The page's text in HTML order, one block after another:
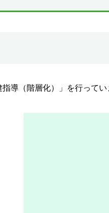
指導（階層化）」を行って